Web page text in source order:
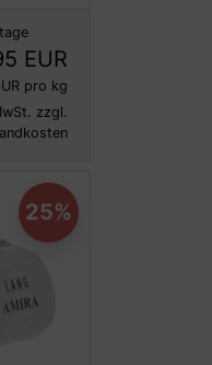
EUR
pro kg
zzgl.
25%